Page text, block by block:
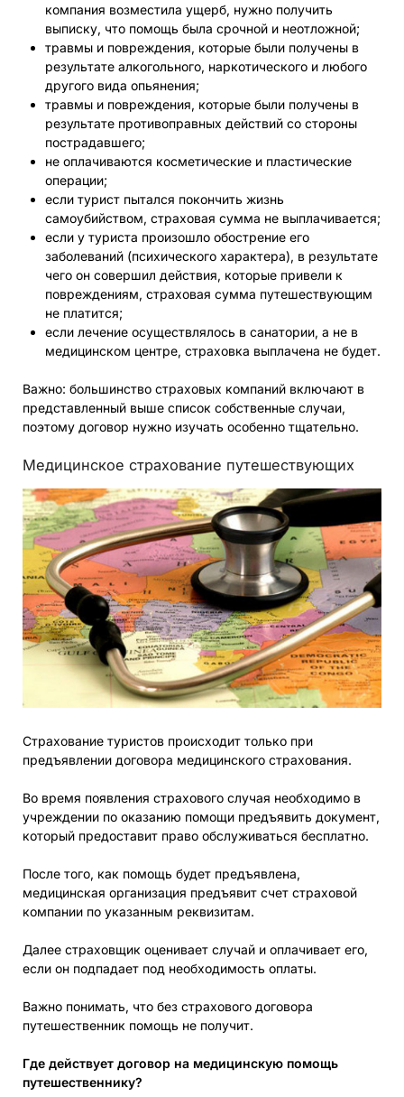
компания возместила ущерб, нужно получить
выписку, что помощь была срочной и неотложной;
травмы и повреждения, которые были получены в
результате алкогольного, наркотического и любого
другого вида опьянения;
травмы и повреждения, которые были получены в
результате противоправных действий со стороны
пострадавшего;
не оплачиваются косметические и пластические
операции;
если турист пытался покончить жизнь
самоубийством, страховая сумма не выплачивается;
если у туриста произошло обострение его
заболеваний (психического характера), в результате
чего он совершил действия, которые привели к
повреждениям, страховая сумма путешествующим
не платится;
если лечение осуществлялось в санатории, а не в
медицинском центре, страховка выплачена не будет.
Важно: большинство страховых компаний включают в
представленный выше список собственные случаи,
поэтому договор нужно изучать особенно тщательно.
Медицинское страхование путешествующих
Страхование туристов происходит только при
предъявлении договора медицинского страхования.
Во время появления страхового случая необходимо в
учреждении по оказанию помощи предъявить документ,
который предоставит право обслуживаться бесплатно.
После того, как помощь будет предъявлена,
медицинская организация предъявит счет страховой
компании по указанным реквизитам.
Далее страховщик оценивает случай и оплачивает его,
если он подпадает под необходимость оплаты.
Важно понимать, что без страхового договора
путешественник помощь не получит.
Где действует договор на медицинскую помощь
путешественнику?